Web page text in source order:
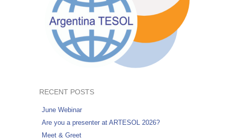
RECENT POSTS
June Webinar
Are you a presenter at ARTESOL 2026?
Meet & Greet